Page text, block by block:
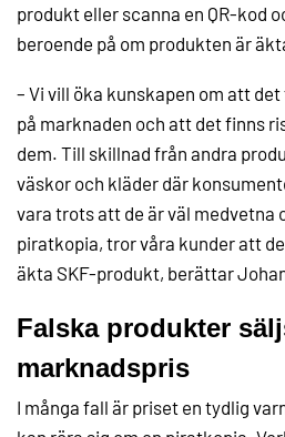
produkt eller scanna en QR-kod
beroende på om produkten är
– Vi vill öka kunskapen om att
på marknaden och att det finns
dem. Till skillnad från andra
väskor och kläder där
vara trots att de är väl medvetna
piratkopia, tror våra kunder att
äkta SKF-produkt, berättar
Falska produkter
marknadspris
I många fall är priset en tydlig